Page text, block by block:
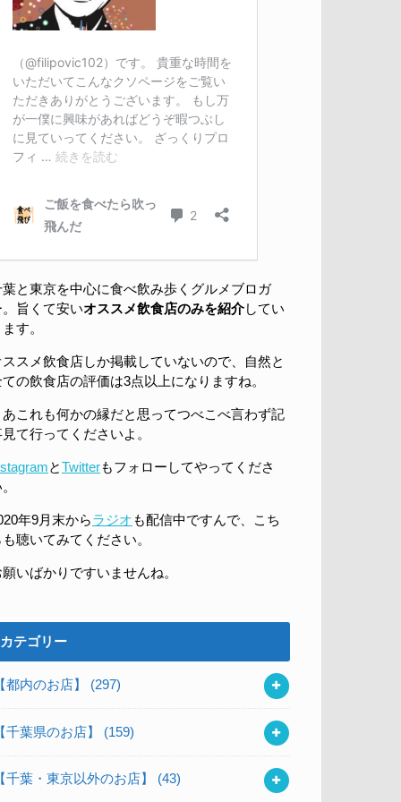
葉と東京を中心に食べ飲み歩くグルメブロガ
。旨くて安いオススメ飲食店のみを紹介してい
す。
ススメ飲食店しか掲載していないので、自然と
ての飲食店の評価は3点以上になりますね。
あこれも何かの縁だと思ってつべこべ言わず記
て行ってくださいよ。
とTwitterもフォローしてやってくださ
年9月末からラジオも配信中ですんで、こち
聴いてみてください。
いばかりですいませんね。
カテゴリー
都内のお店】 (297)
千葉県のお店】 (159)
千葉・東京以外のお店】 (43)